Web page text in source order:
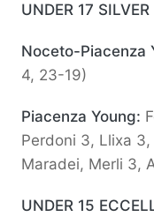
UNDER 17 SILVER
Noceto-Piacenza
4, 23-19)
Piacenza Young:
Perdoni 3, Llixa
Maradei, Merli 3,
UNDER 15